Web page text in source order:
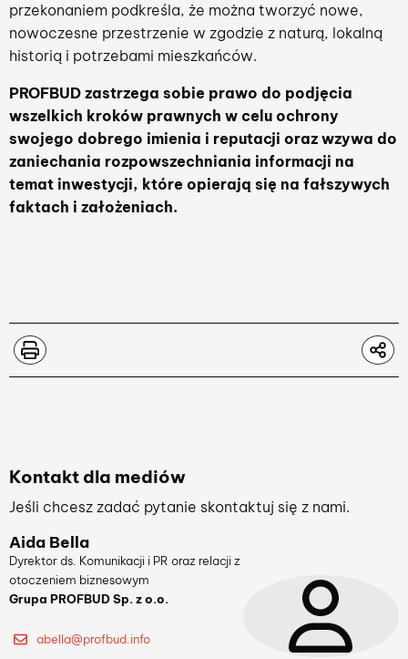
przekonaniem podkreśla, że można tworzyć nowe,
nowoczesne przestrzenie w zgodzie z naturą, lokalną
historią i potrzebami mieszkańców.
PROFBUD zastrzega sobie prawo do podjęcia
wszelkich kroków prawnych w celu ochrony
swojego dobrego imienia i reputacji oraz wzywa do
zaniechania rozpowszechniania informacji na
temat inwestycji, które opierają się na fałszywych
faktach i założeniach.
Kontakt dla mediów
Jeśli chcesz zadać pytanie skontaktuj się z nami.
Aida Bella
Dyrektor ds. Komunikacji i PR oraz relacji z
otoczeniem biznesowym
Grupa PROFBUD Sp. z o.o.
abella@profbud.info